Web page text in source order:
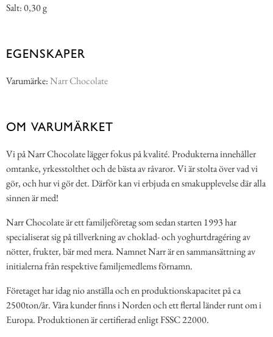
Salt: 0,30 g
EGENSKAPER
Varumärke:Narr Chocolate
OM VARUMÄRKET
Vi på Narr Chocolate lägger fokus på kvalité. Produkterna innehåller
omtanke, yrkesstolthet och de bästa av råvaror. Vi är stolta över vad vi
gör, och hur vi gör det. Därför kan vi erbjuda en smakupplevelse där alla
sinnen är med!
Narr Chocolate är ett familjeföretag som sedan starten 1993 har
specialiserat sig på tillverkning av choklad- och yoghurtdragéring av
nötter, frukter, bär med mera. Namnet Narr är en sammansättning av
initialerna från respektive familjemedlems förnamn.
Företaget har idag nio anställa och en produktionskapacitet på ca
2500ton/år. Våra kunder finns i Norden och ett flertal länder runt om i
Europa. Produktionen är certifierad enligt FSSC 22000.